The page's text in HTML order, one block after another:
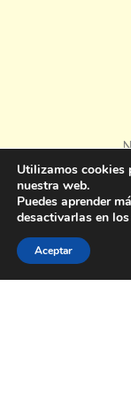
OTROS
SURTIDO
MANZANA
Utilizamos cookies
nuestra web.
Puedes aprender
desactivarlas en los
Aceptar